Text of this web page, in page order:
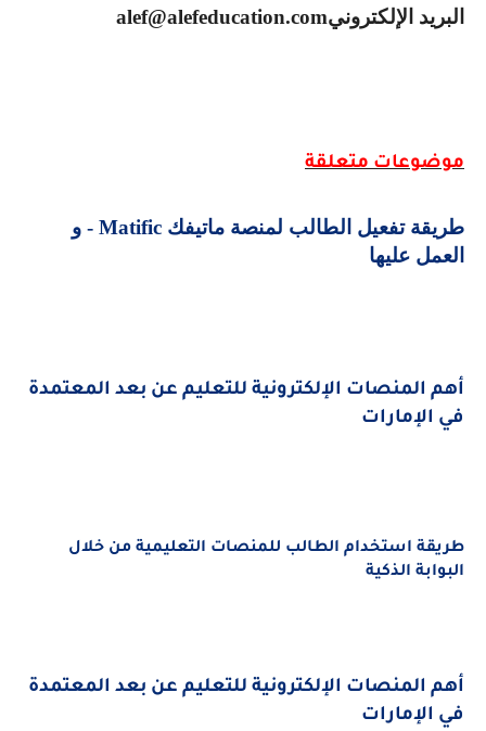
البريد الإلكترونيalef@alefeducation.com
موضوعات متعلقة
طريقة تفعيل الطالب لمنصة ماتيفك - Matific و
العمل عليها
أهم المنصات الإلكترونية للتعليم عن بعد المعتمدة
في الإمارات
طريقة استخدام الطالب للمنصات التعليمية من خلال
البوابة الذكية
أهم المنصات الإلكترونية للتعليم عن بعد المعتمدة
في الإمارات